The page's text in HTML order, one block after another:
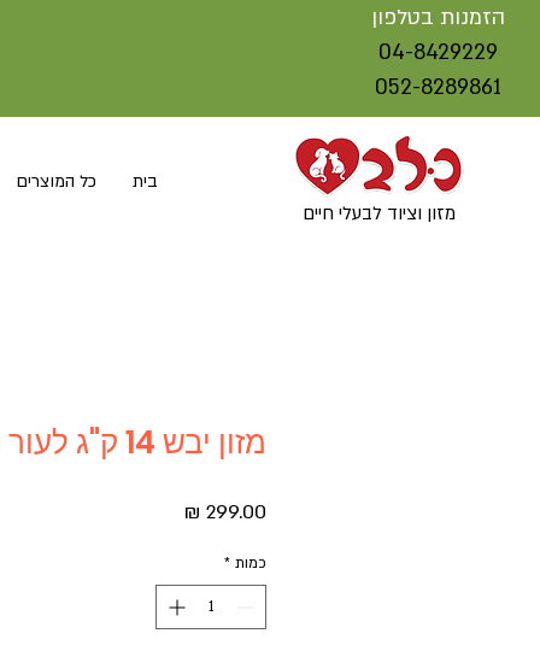
052-8289861
הזמנות בטלפון
04-8429229
בית כל המוצרים
מזון וציוד לבעלי חיים
מזון יבש 14 ק"ג לעור רגיש סלמון
כמות *